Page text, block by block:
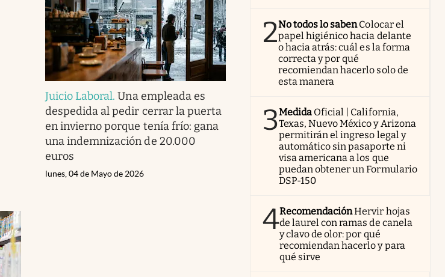
Juicio Laboral.Una empleada es
despedida al pedir cerrar la puerta
en invierno porque tenía frío: gana
una indemnización de 20.000
euros
lunes, 04 de Mayo de 2026
2No todos lo sabenColocar el
papel higiénico hacia delante
o hacia atrás: cuál es la forma
correcta y por qué
recomiendan hacerlo solo de
esta manera
3Medida Oficial | California,
Texas, Nuevo México y Arizona
permitirán el ingreso legal y
automático sin pasaporte ni
visa americana a los que
puedan obtener un Formulario
DSP-150
4RecomendaciónHervir hojas
de laurel con ramas de canela
y clavo de olor: por qué
recomiendan hacerlo y para
qué sirve